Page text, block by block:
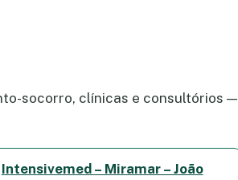
socorro, clínicas e consultórios —
Intensivemed – Miramar – João